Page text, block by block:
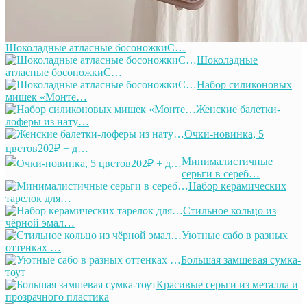
Шоколадные атласные босоножкиС…
Шоколадные
атласные босоножкиС…
Набор силиконовых
мишек «Монте…
Женские балетки-
лоферы из нату…
Очки-новинка, 5
цветов202₽ + д…
Минималистичные
серьги в сереб…
Набор керамических
тарелок для…
Стильное кольцо из
чёрной эмал…
Уютные сабо в разных
оттенках …
Большая замшевая сумка-
тоут
Красивые серьги из металла и
прозрачного пластика